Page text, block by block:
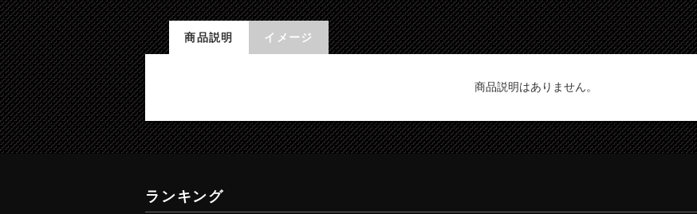
商品説明 イメージ
商品説明はありません。
ランキング